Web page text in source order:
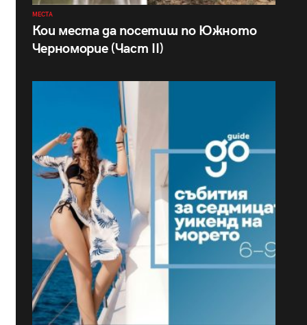
МЕСТА
Кои места да посетиш по Южното
Черноморие (Част II)